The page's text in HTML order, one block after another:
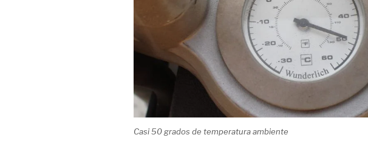
Casi 50 grados de temperatura ambiente